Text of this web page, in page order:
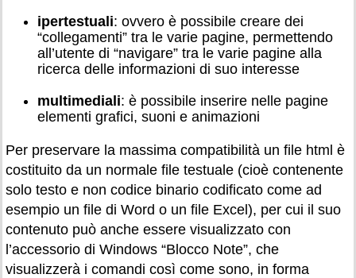
ipertestuali: ovvero è possibile creare dei
“collegamenti” tra le varie pagine, permettendo
all’utente di “navigare” tra le varie pagine alla
ricerca delle informazioni di suo interesse
multimediali: è possibile inserire nelle pagine
elementi grafici, suoni e animazioni
Per preservare la massima compatibilità un file html è
costituito da un normale file testuale (cioè contenente
solo testo e non codice binario codificato come ad
esempio un file di Word o un file Excel), per cui il suo
contenuto può anche essere visualizzato con
l’accessorio di Windows “Blocco Note”, che
visualizzerà i comandi così come sono, in forma